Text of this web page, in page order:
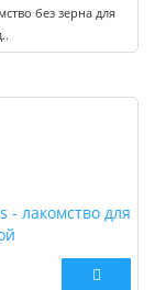
без зерна для
- лакомство для